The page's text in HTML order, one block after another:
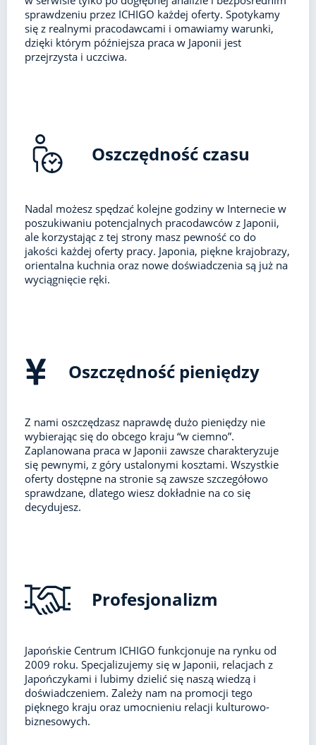
sprawdzeniu przez ICHIGO każdej oferty. Spotykamy
się z realnymi pracodawcami i omawiamy warunki,
dzięki którym późniejsza praca w Japonii jest
przejrzysta i uczciwa.
Oszczędność czasu
Nadal możesz spędzać kolejne godziny w Internecie w
poszukiwaniu potencjalnych pracodawców z Japonii,
ale korzystając z tej strony masz pewność co do
jakości każdej oferty pracy. Japonia, piękne krajobrazy,
orientalna kuchnia oraz nowe doświadczenia są już na
wyciągnięcie ręki.
Oszczędność pieniędzy
Z nami oszczędzasz naprawdę dużo pieniędzy nie
wybierając się do obcego kraju “w ciemno”.
Zaplanowana praca w Japonii zawsze charakteryzuje
się pewnymi, z góry ustalonymi kosztami. Wszystkie
oferty dostępne na stronie są zawsze szczegółowo
sprawdzane, dlatego wiesz dokładnie na co się
decydujesz.
Profesjonalizm
Japońskie Centrum ICHIGO funkcjonuje na rynku od
2009 roku. Specjalizujemy się w Japonii, relacjach z
Japończykami i lubimy dzielić się naszą wiedzą i
doświadczeniem. Zależy nam na promocji tego
pięknego kraju oraz umocnieniu relacji kulturowo-
biznesowych.